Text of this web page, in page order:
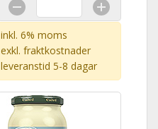
inkl. 6% moms
exkl. fraktkostnader
leveranstid 5-8 dagar